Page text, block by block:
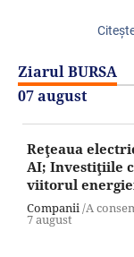
Ziarul BURSA
07 august
Reţeaua
AI; Investiţiile
viitorul
Companii/A
7 august